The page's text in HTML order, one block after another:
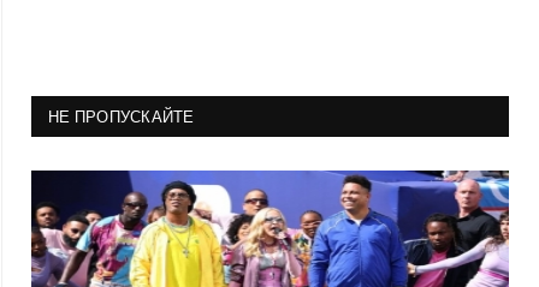
НЕ ПРОПУСКАЙТЕ